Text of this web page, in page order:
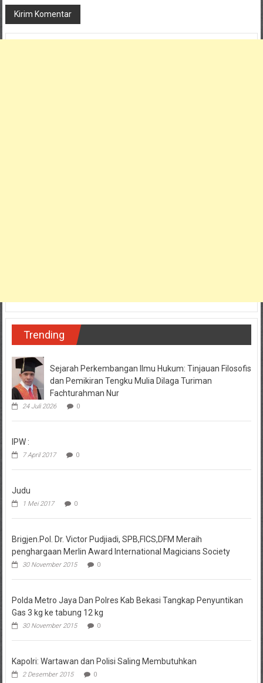
Trending
Sejarah Perkembangan Ilmu Hukum: Tinjauan Filosofis
dan Pemikiran Tengku Mulia Dilaga Turiman
Fachturahman Nur
24 Juli 2026 0
IPW :
7 April 2017 0
Judu
1 Mei 2017 0
Brigjen.Pol. Dr. Victor Pudjiadi, SPB,FICS,DFM Meraih
penghargaan Merlin Award International Magicians Society
30 November 2015 0
Polda Metro Jaya Dan Polres Kab Bekasi Tangkap Penyuntikan
Gas 3 kg ke tabung 12 kg
30 November 2015 0
Kapolri: Wartawan dan Polisi Saling Membutuhkan
2 Desember 2015 0